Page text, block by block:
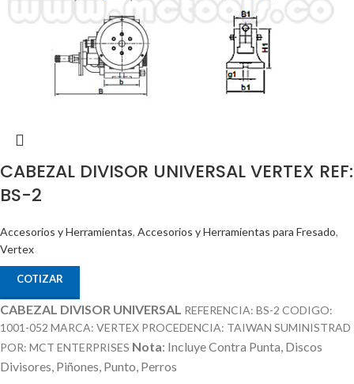
CABEZAL DIVISOR UNIVERSAL VERTEX REF:
BS-2
Accesorios y Herramientas, Accesorios y Herramientas para Fresado,
Vertex
COTIZAR
CABEZAL DIVISOR UNIVERSAL REFERENCIA: BS-2 CODIGO:
1001-052 MARCA: VERTEX PROCEDENCIA: TAIWAN SUMINISTRAD
POR: MCT ENTERPRISES Nota: Incluye Contra Punta, Discos
Divisores, Piñones, Punto, Perros